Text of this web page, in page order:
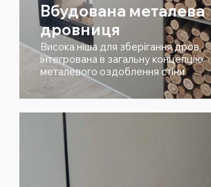
Вбудована металева
дровниця
Висока ніша для зберігання дров,
інтегрована в загальну концепцію
металевого оздоблення стіни.